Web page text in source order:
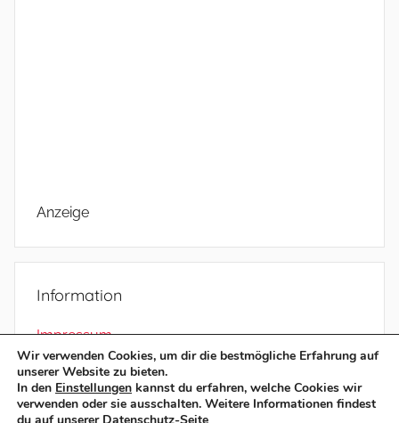
Anzeige
Information
Impressum
Datenschutz
Wir verwenden Cookies, um dir die bestmögliche Erfahrung auf
unserer Website zu bieten.
In den Einstellungen kannst du erfahren, welche Cookies wir
verwenden oder sie ausschalten. Weitere Informationen findest